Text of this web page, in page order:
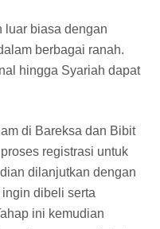
luar biasa dengan
berbagai ranah.
hingga Syariah dapat
di Bareksa dan Bibit
registrasi untuk
dilanjutkan dengan
dibeli serta
ini kemudian